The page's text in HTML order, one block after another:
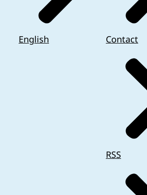
English Contact
RSS